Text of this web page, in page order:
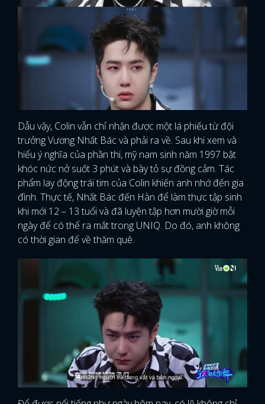
Dẫu vậy, Colin vẫn chỉ nhận được một lá phiếu từ đội
trưởng Vương Nhất Bác và phải ra về. Sau khi xem và
hiểu ý nghĩa của phần thi, mỹ nam sinh năm 1997 bật
khóc nức nở suốt 3 phút và bày tỏ sự đồng cảm. Tác
phẩm lay động trái tim của Colin khiến anh nhớ đến gia
đình. Thực tế, Nhất Bác đến Hàn để làm thực tập sinh
khi mới 12 – 13 tuổi và đã luyện tập hơn mười giờ mỗi
ngày để có thể ra mắt trong UNIQ. Do đó, anh không
có thời gian để về thăm quê.